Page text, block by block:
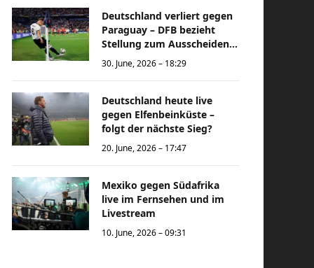
Deutschland verliert gegen
Paraguay – DFB bezieht
Stellung zum Ausscheiden
bei der Weltmeisterschaft
30. June, 2026 – 18:29
Deutschland heute live
gegen Elfenbeinküste –
folgt der nächste Sieg?
20. June, 2026 – 17:47
Mexiko gegen Südafrika
live im Fernsehen und im
Livestream
10. June, 2026 – 09:31